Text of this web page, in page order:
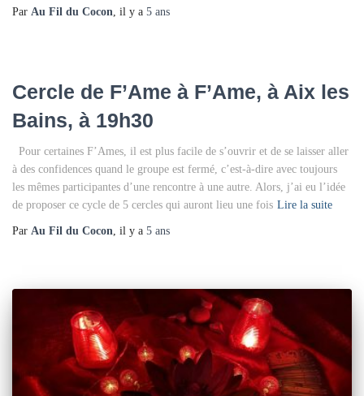
Par Au Fil du Cocon, il y a 5 ans
Cercle de F’Ame à F’Ame, à Aix les
Bains, à 19h30
Pour certaines F’Ames, il est plus facile de s’ouvrir et de se laisser aller
à des confidences quand le groupe est fermé, c’est-à-dire avec toujours
les mêmes participantes d’une rencontre à une autre. Alors, j’ai eu l’idée
de proposer ce cycle de 5 cercles qui auront lieu une fois Lire la suite
Par Au Fil du Cocon, il y a 5 ans